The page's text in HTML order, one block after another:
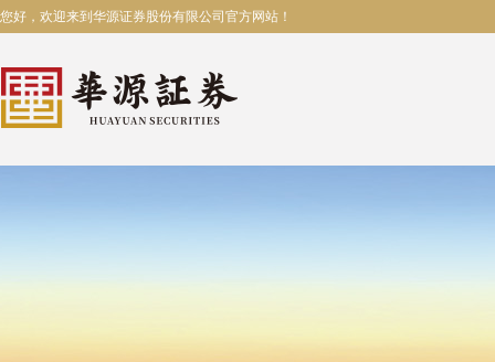
您好，欢迎来到华源证券股份有限公司官方网站！